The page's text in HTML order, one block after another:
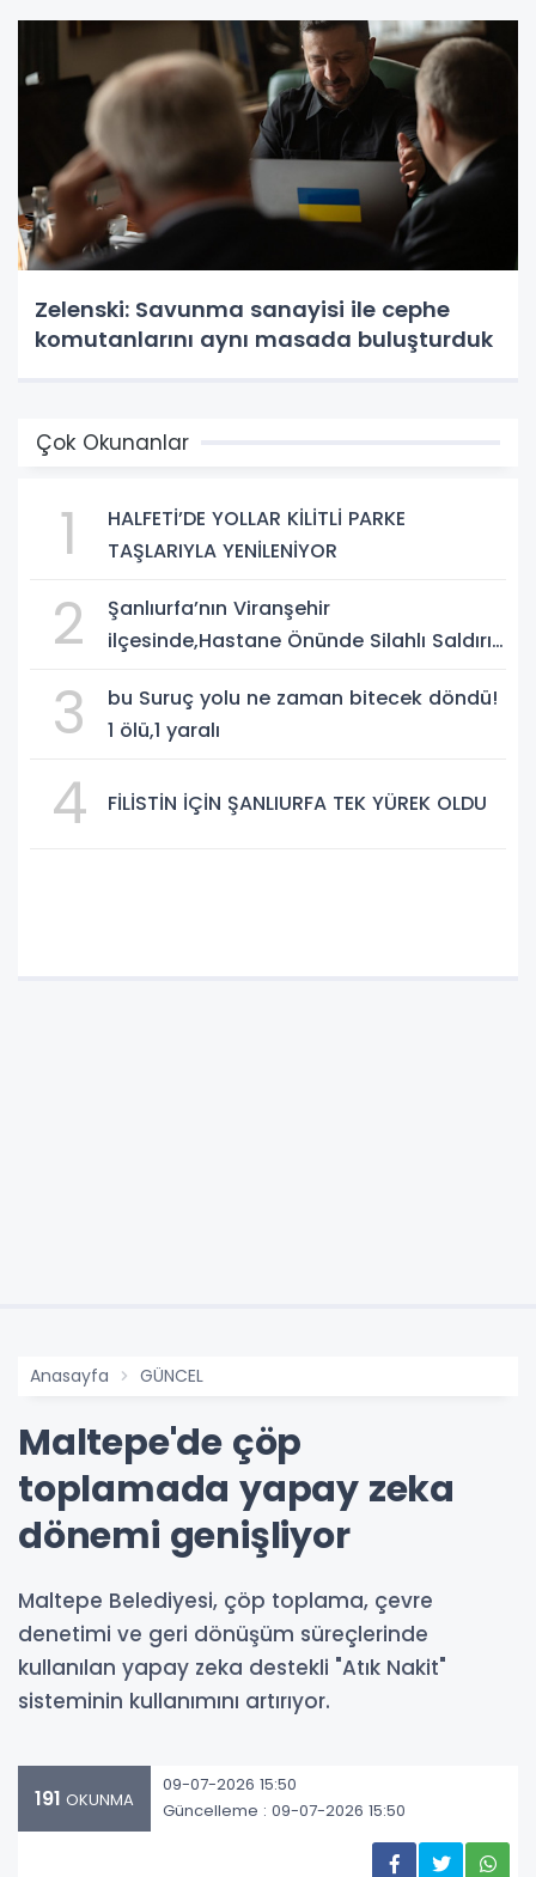
Zelenski: Savunma sanayisi ile cephe
komutanlarını aynı masada buluşturduk
Çok Okunanlar
1
HALFETİ’DE YOLLAR KİLİTLİ PARKE
TAŞLARIYLA YENİLENİYOR
2
Şanlıurfa’nın Viranşehir
ilçesinde,Hastane Önünde Silahlı Saldırı:
3
bu Suruç yolu ne zaman bitecek döndü!
1 ölü,1 yaralı
4 FİLİSTİN İÇİN ŞANLIURFA TEK YÜREK OLDU
Anasayfa GÜNCEL
Maltepe'de çöp
toplamada yapay zeka
dönemi genişliyor
Maltepe Belediyesi, çöp toplama, çevre
denetimi ve geri dönüşüm süreçlerinde
kullanılan yapay zeka destekli "Atık Nakit"
sisteminin kullanımını artırıyor.
191 OKUNMA
09-07-2026 15:50
Güncelleme : 09-07-2026 15:50